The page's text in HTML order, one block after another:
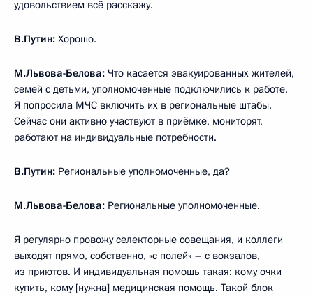
удовольствием всё расскажу.
В.Путин: Хорошо.
М.Львова-Белова: Что касается эвакуированных жителей,
семей с детьми, уполномоченные подключились к работе.
Я попросила МЧС включить их в региональные штабы.
Сейчас они активно участвуют в приёмке, мониторят,
работают на индивидуальные потребности.
В.Путин: Региональные уполномоченные, да?
М.Львова-Белова: Региональные уполномоченные.
Я регулярно провожу селекторные совещания, и коллеги
выходят прямо, собственно, «с полей» – с вокзалов,
из приютов. И индивидуальная помощь такая: кому очки
купить, кому [нужна] медицинская помощь. Такой блок